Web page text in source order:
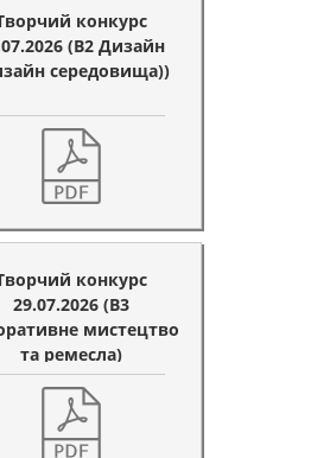
конкурс
(B2 Дизайн
середовища))
конкурс
29.07.2026 (B3
мистецтво
та ремесла)